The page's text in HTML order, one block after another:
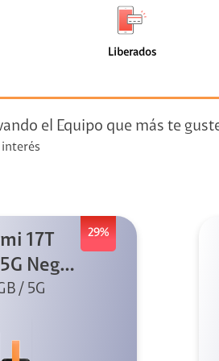
faceta
Liberados
el Equipo que más te
interés
29%
17T
Negro
/ 5G